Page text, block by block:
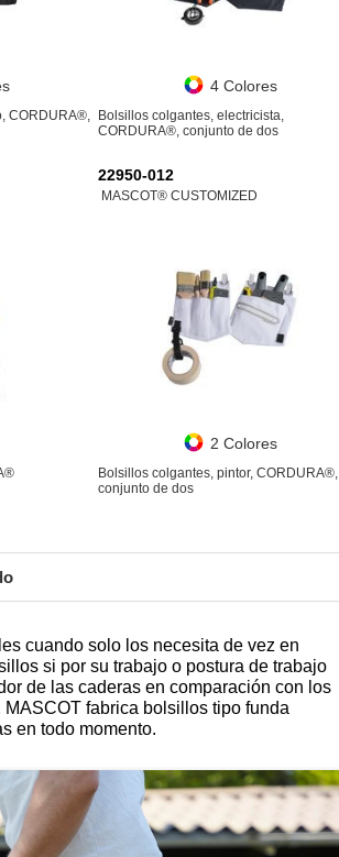
CORDURA®,
4 Colores
Bolsillos colgantes, electricista,
CORDURA®, conjunto de dos
22950-012
MASCOT® CUSTOMIZED
2 Colores
Bolsillos colgantes, pintor, CORDURA®,
conjunto de dos
cuando solo los necesita de vez en
si por su trabajo o postura de trabajo
de las caderas en comparación con los
fabrica bolsillos tipo funda
en todo momento.